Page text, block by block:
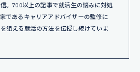
。700以上の記事で就活生の悩みに対処
であるキャリアアドバイザーの監修に
狙える就活の方法を伝授し続けていま